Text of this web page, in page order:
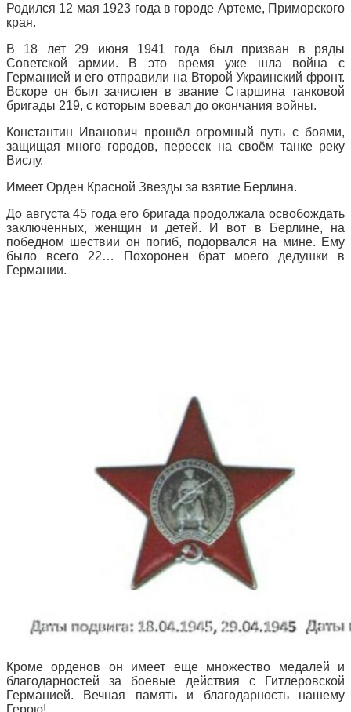
Родился 12 мая 1923 года в городе Артеме, Приморского
края.
В 18 лет 29 июня 1941 года был призван в ряды
Советской армии. В это время уже шла война с
Германией и его отправили на Второй Украинский фронт.
Вскоре он был зачислен в звание Старшина танковой
бригады 219, с которым воевал до окончания войны.
Константин Иванович прошёл огромный путь с боями,
защищая много городов, пересек на своём танке реку
Вислу.
Имеет Орден Красной Звезды за взятие Берлина.
До августа 45 года его бригада продолжала освобождать
заключенных, женщин и детей. И вот в Берлине, на
победном шествии он погиб, подорвался на мине. Ему
было всего 22… Похоронен брат моего дедушки в
Германии.
Кроме орденов он имеет еще множество медалей и
благодарностей за боевые действия с Гитлеровской
Германией. Вечная память и благодарность нашему
Герою!